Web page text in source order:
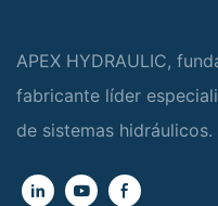
APEX HYDRAULIC,
fabricante líder
de sistemas hidráulicos.